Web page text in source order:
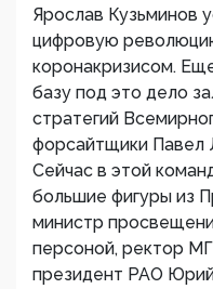
Ярослав Кузьминов
цифровую
коронакризисом.
базу под это дело
стратегий
форсайтщики Павел
Сейчас в этой
большие фигуры из
министр
персоной, ректор
президент РАО